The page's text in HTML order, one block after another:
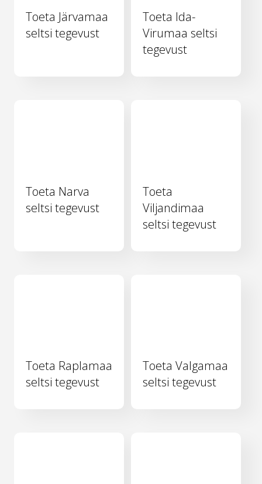
Toeta Järvamaa
seltsi tegevust
Toeta Ida-
Virumaa seltsi
tegevust
Toeta Narva
seltsi tegevust
Toeta
Viljandimaa
seltsi tegevust
Toeta Raplamaa
seltsi tegevust
Toeta Valgamaa
seltsi tegevust